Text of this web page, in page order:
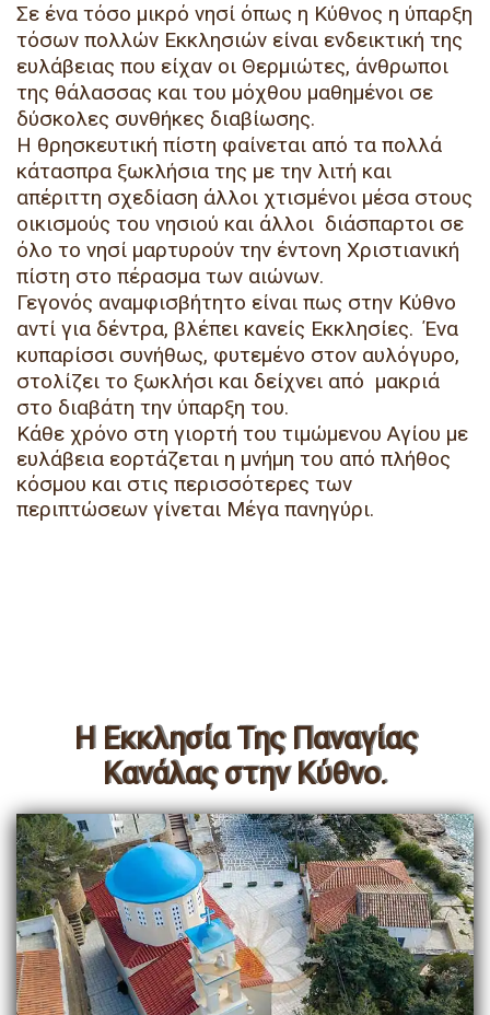
Σε ένα τόσο μικρό νησί όπως η Κύθνος η ύπαρξη
τόσων πολλών Εκκλησιών είναι ενδεικτική της
ευλάβειας που είχαν οι Θερμιώτες, άνθρωποι
της θάλασσας και του μόχθου μαθημένοι σε
δύσκολες συνθήκες διαβίωσης.
Η θρησκευτική πίστη φαίνεται από τα πολλά
κάτασπρα ξωκλήσια της με την λιτή και
απέριττη σχεδίαση άλλοι χτισμένοι μέσα στους
οικισμούς του νησιού και άλλοι διάσπαρτοι σε
όλο το νησί μαρτυρούν την έντονη Χριστιανική
πίστη στο πέρασμα των αιώνων.
Γεγονός αναμφισβήτητο είναι πως στην Κύθνο
αντί για δέντρα, βλέπει κανείς Εκκλησίες. Ένα
κυπαρίσσι συνήθως, φυτεμένο στον αυλόγυρο,
στολίζει το ξωκλήσι και δείχνει από μακριά
στο διαβάτη την ύπαρξη του.
Κάθε χρόνο στη γιορτή του τιμώμενου Αγίου με
ευλάβεια εορτάζεται η μνήμη του από πλήθος
κόσμου και στις περισσότερες των
περιπτώσεων γίνεται Μέγα πανηγύρι.
Η Εκκλησία Της Παναγίας
Κανάλας στην Κύθνο.